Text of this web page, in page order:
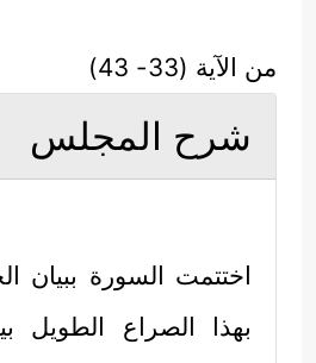
من الآية (33- 43)
شرح المجلس
اختتمت السورة ببيان
بهذا الصراع الطويل